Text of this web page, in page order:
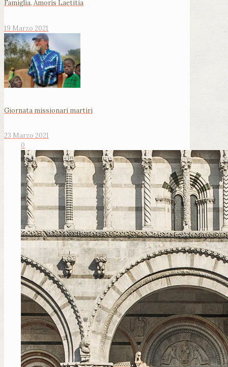
Famiglia, Amoris Laetitia
19 Marzo 2021
Giornata missionari martiri
23 Marzo 2021
0